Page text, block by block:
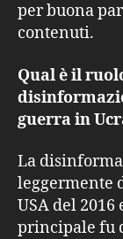
per buona
contenuti.
Qual è il
guerra in
La
leggermente
USA del 2016
principale fu